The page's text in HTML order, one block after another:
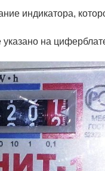
индикатора,
указано на